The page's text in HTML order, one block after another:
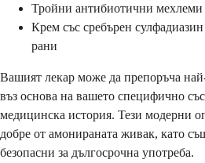
Тройни антибиотични мехлеми
Крем със сребърен
рани
Вашият лекар може да препоръча
въз основа на вашето специфично
медицинска история. Тези модерни
добре от амонираната живак, като
безопасни за дългосрочна употреба.